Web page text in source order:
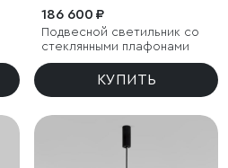
186 600 ₽
Подвесной светильник со
стеклянными плафонами
КУПИТЬ